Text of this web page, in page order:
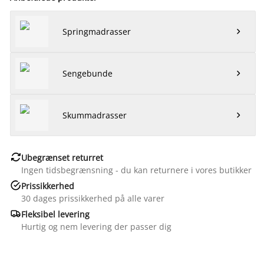
Springmadrasser 
Sengebunde 
Skummadrasser 
Ubegrænset returret
Ingen tidsbegrænsning - du kan returnere i vores butikker
Prissikkerhed
30 dages prissikkerhed på alle varer
Fleksibel levering
Hurtig og nem levering der passer dig